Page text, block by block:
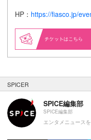
HP： https://fiasco.jp/
はこちら
SPICER
SPICE編集部
SPICE編集部
エンタメニュース